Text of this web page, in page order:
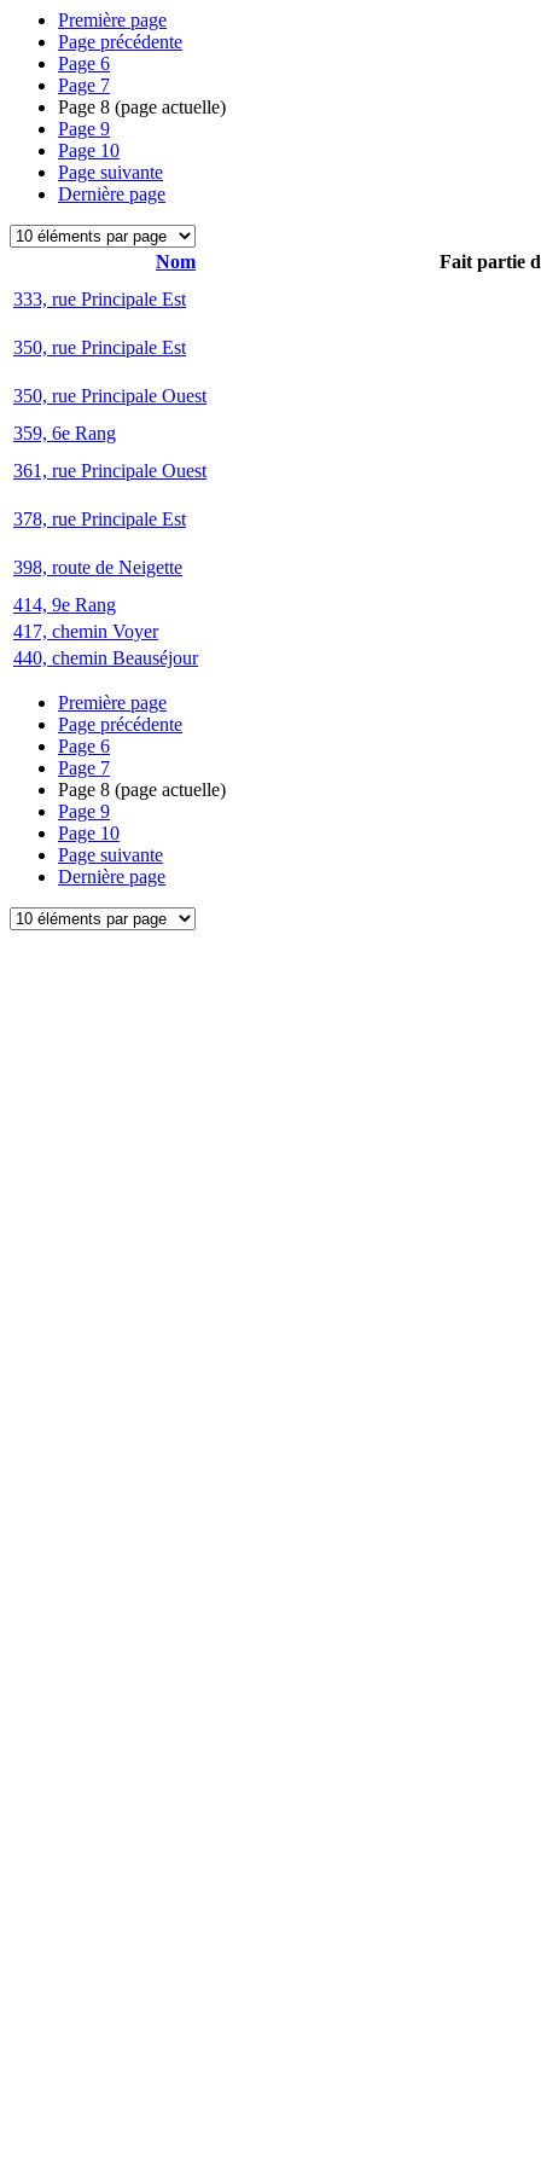
Première page
Page précédente
Page 6
Page 7
Page 8 (page actuelle)
Page 9
Page 10
Page suivante
Dernière page
Nom
Fait partie
333, rue Principale Est
350, rue Principale Est
350, rue Principale Ouest
359, 6e Rang
361, rue Principale Ouest
378, rue Principale Est
398, route de Neigette
414, 9e Rang
417, chemin Voyer
440, chemin Beauséjour
Première page
Page précédente
Page 6
Page 7
Page 8 (page actuelle)
Page 9
Page 10
Page suivante
Dernière page